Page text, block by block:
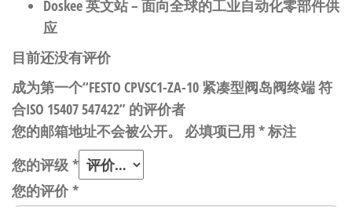
Doskee 英文站– 面向全球的工业自动化零部件供
应
目前还没有评价
成为第一个“FESTO CPVSC1-ZA-10 紧凑型阀岛阀终端 符
合ISO 15407 547422” 的评价者
您的邮箱地址不会被公开。
必填项已用 *标注
您的评级 *
您的评价*